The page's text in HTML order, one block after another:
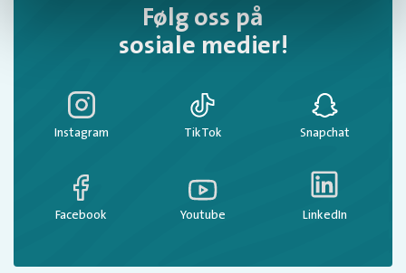
Følg oss på
sosiale medier!
Instagram TikTok Snapchat
Facebook Youtube LinkedIn